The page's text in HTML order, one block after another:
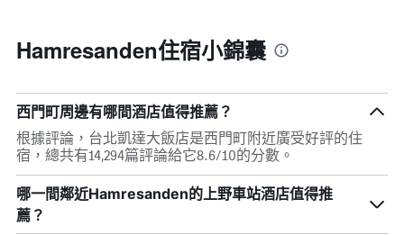
Hamresanden住宿小錦囊
西門町周邊有哪間酒店值得推薦？
根據評論，台北凱達大飯店是西門町附近廣受好評的住
宿，總共有14,294篇評論給它8.6/10的分數。
哪一間鄰近Hamresanden的上野車站酒店值得推
薦？